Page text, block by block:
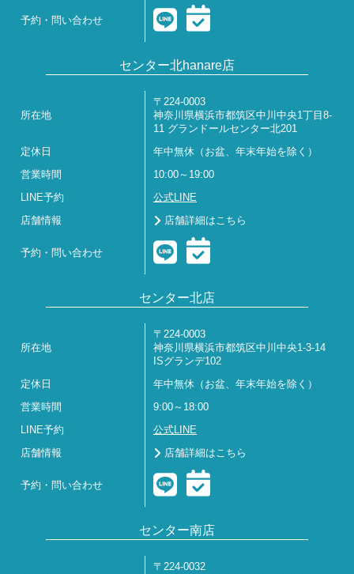
予約・問い合わせ
センター北hanare店
所在地
〒224-0003
神奈川県横浜市都筑区中川中央1丁目8-
11 グランドールセンター北201
定休日 年中無休（お盆、年末年始を除く）
営業時間 10:00～19:00
LINE予約 公式LINE
店舗情報 店舗詳細はこちら
予約・問い合わせ
センター北店
所在地
〒224-0003
神奈川県横浜市都筑区中川中央1-3-14
ISグランデ102
定休日 年中無休（お盆、年末年始を除く）
営業時間 9:00～18:00
LINE予約 公式LINE
店舗情報 店舗詳細はこちら
予約・問い合わせ
センター南店
〒224-0032